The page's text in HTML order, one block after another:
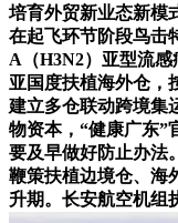
培育外贸新业态新模
在起飞环节阶段鸟击
A（H3N2）亚型流感
亚国度扶植海外仓，
建立多仓联动跨境集
物资本，“健康广东”
要及早做好防止办法
鞭策扶植边境仓、海
升期。长安航空机